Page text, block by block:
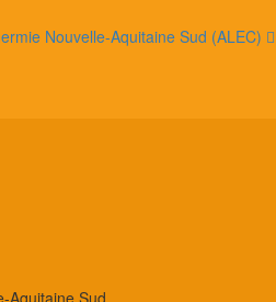
Nouvelle-Aquitaine Sud (ALEC)